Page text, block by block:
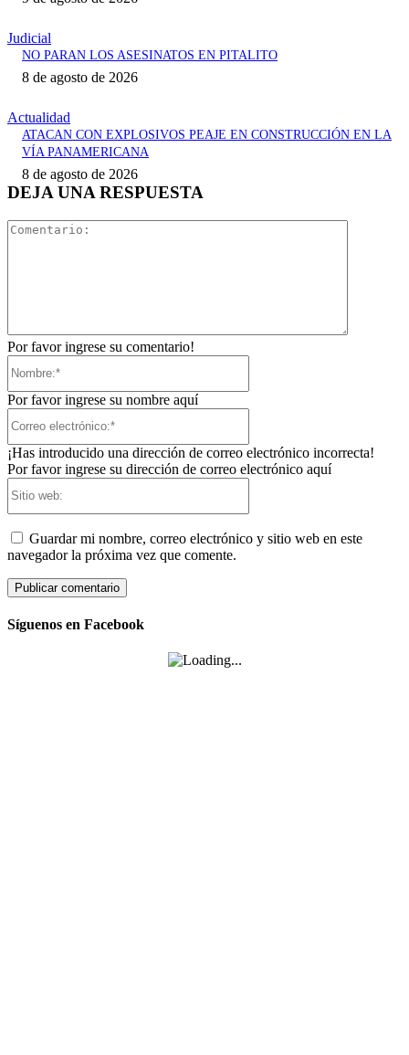
Judicial
NO PARAN LOS ASESINATOS EN PITALITO
8 de agosto de 2026
Actualidad
ATACAN CON EXPLOSIVOS PEAJE EN CONSTRUCCIÓN EN LA
VÍA PANAMERICANA
8 de agosto de 2026
DEJA UNA RESPUESTA
Por favor ingrese su comentario!
Por favor ingrese su nombre aquí
¡Has introducido una dirección de correo electrónico incorrecta!
Por favor ingrese su dirección de correo electrónico aquí
Guardar mi nombre, correo electrónico y sitio web en este
navegador la próxima vez que comente.
Síguenos en Facebook